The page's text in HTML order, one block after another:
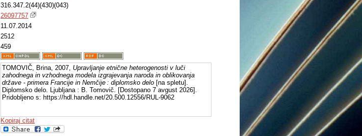
316.347.2(44)(430)(043)
26097757
11.07.2014
2512
459
TOMOVIČ, Brina, 2007, Upravljanje etnične heterogenosti v luči
zahodnega in vzhodnega modela izgrajevanja naroda in oblikovanja
države - primera Francije in Nemčije : diplomsko delo [na spletu].
Diplomsko delo. Ljubljana : B. Tomovič. [Dostopano 7 avgust 2026].
Pridobljeno s: https://hdl.handle.net/20.500.12556/RUL-9062
Kopiraj citat